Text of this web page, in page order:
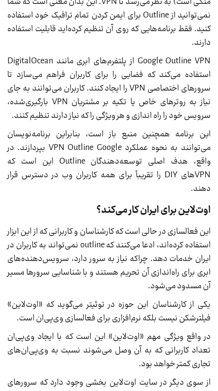
نمی‌توانید از Outline برای ایمن کردن تمام ترافیک خود استفاده
کنید. فقط برنامه‌هایی که روی آن تنظیم کرده‌اید قابلیت استفاده
دارند.
Google Outline VPN از پلتفرم‌های ابری مانند DigitalOcean
استفاده می‌کند که فضایی را برای کاربران فراهم می‌سازد تا
سرورهای اختصاصی VPN را ایجاد کنند. کاربران می‌توانند به جای
نیاز به روترهای خاص یا تکیه بر مشتریان VPN بارگیری‌شده،
سرویس خود را راه اندازی و هر ویژگی را که نیاز دارند تنظیم کنند.
این برنامه همچنین منبع باز است، بنابراین برنامه‌نویسان
می‌توانند به نحوه عملکرد VPN Outline Google بپردازند. در
واقع، هدف اصلی توسعه‌دهندگان Outline این است که
VPNهای DIY را تقریباً برای همه کاربران وب در دسترس قرار
دهند.
اوت‌لاین برای ایران کار می‌کند؟
این فعالسازی در حالی است که کارشناسان و کاربرانی که از این ابزار
استفاده کرده‌اند، ادعا می‌کنند که outline نمی‌تواند به کاربران در
ایران خدمات دهد. چراکه نیاز به سرور دارد، سرویس‌دهنده‌های
ابری برای راه‌اندازی آن تحریم هستند و با شناسایی سرورها مسیر
آن مسدود می‌شود.
یکی از کارشناسان این حوزه در توئیتر می‌گوید که «اوت‌لاین»
فیلترشکن نیست بلکه نرم‌افزاری برای فعالسازی وی‌پی‌ان است.
در واقع ویژگی مهم «اوت‌لاین» این است که با ایجاد وی‌پی‌ان
تعداد کاربرانی که به آن وصل می‌شوند نسبت به وی‌پی‌ان‌های
تجاری کمتر خواهد بود.
از سوی دیگر در سایت اوت‌لاین بخشی وجود دارد که سرورهای